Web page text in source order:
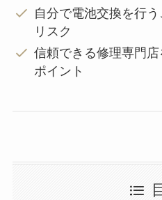
自分で電池交換を行
リスク
信頼できる修理専門
ポイント